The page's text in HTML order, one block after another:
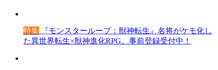
特集 『モンスターループ：獣神転生』名将がケモ化し
た異世界転生×獣神進化RPG。事前登録受付中！